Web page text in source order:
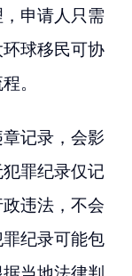
申请人只需
球移民可协
。
记录，会影
罪纪录仅记
违法，不会
纪录可能包